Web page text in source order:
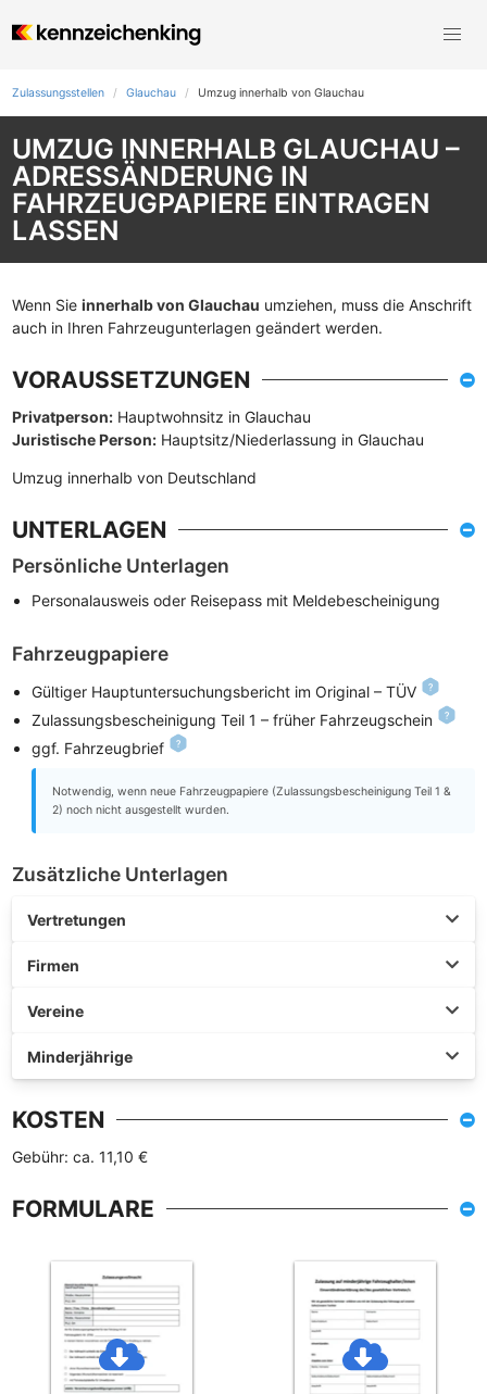
Zulassungsstellen Glauchau Umzug innerhalb von Glauchau
UMZUG INNERHALB GLAUCHAU –
ADRESSÄNDERUNG IN
FAHRZEUGPAPIERE EINTRAGEN
LASSEN
Wenn Sie innerhalb von Glauchau umziehen, muss die Anschrift
auch in Ihren Fahrzeugunterlagen geändert werden.
VORAUSSETZUNGEN
Privatperson: Hauptwohnsitz in Glauchau
Juristische Person: Hauptsitz/Niederlassung in Glauchau
Umzug innerhalb von Deutschland
UNTERLAGEN
Persönliche Unterlagen
Personalausweis oder Reisepass mit Meldebescheinigung
Fahrzeugpapiere
Gültiger Hauptuntersuchungsbericht im Original – TÜV
Zulassungsbescheinigung Teil 1 – früher Fahrzeugschein
ggf. Fahrzeugbrief
Notwendig, wenn neue Fahrzeugpapiere (Zulassungsbescheinigung Teil 1 &
2) noch nicht ausgestellt wurden.
Zusätzliche Unterlagen
Vertretungen
Firmen
Vereine
Minderjährige
KOSTEN
Gebühr: ca. 11,10 €
FORMULARE